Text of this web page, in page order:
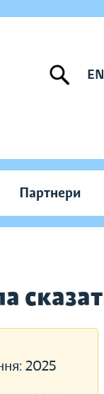
EN
Партнери
2025